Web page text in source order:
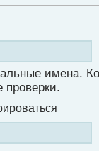
имена.
проверки.